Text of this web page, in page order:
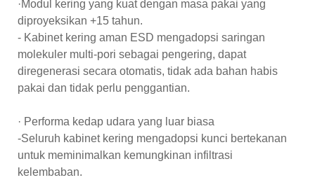
·Modul kering yang kuat dengan masa pakai yang
diproyeksikan +15 tahun.
- Kabinet kering aman ESD mengadopsi saringan
molekuler multi-pori sebagai pengering, dapat
diregenerasi secara otomatis, tidak ada bahan habis
pakai dan tidak perlu penggantian.
· Performa kedap udara yang luar biasa
-Seluruh kabinet kering mengadopsi kunci bertekanan
untuk meminimalkan kemungkinan infiltrasi
kelembaban.